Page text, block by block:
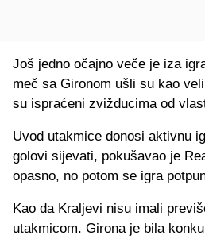
Još jedno očajno veče je iza
meč sa Gironom ušli su kao
su ispraćeni zvižducima od
Uvod utakmice donosi aktivnu
golovi sijevati, pokušavao je
opasno, no potom se igra
Kao da Kraljevi nisu imali
utakmicom. Girona je bila